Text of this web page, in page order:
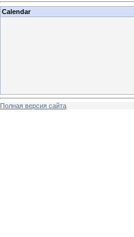
Calendar
Полная версия сайта